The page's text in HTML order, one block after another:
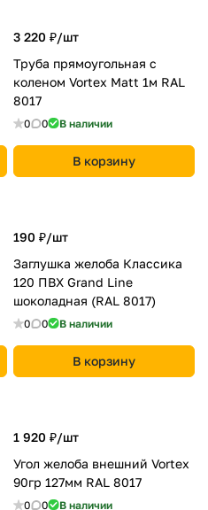
3 220 ₽/шт
Труба прямоугольная с
коленом Vortex Matt 1м RAL
8017
0 0 В наличии
В корзину
190 ₽/шт
Заглушка желоба Классика
120 ПВХ Grand Line
шоколадная (RAL 8017)
0 0 В наличии
В корзину
1 920 ₽/шт
Угол желоба внешний Vortex
90гр 127мм RAL 8017
0 0 В наличии